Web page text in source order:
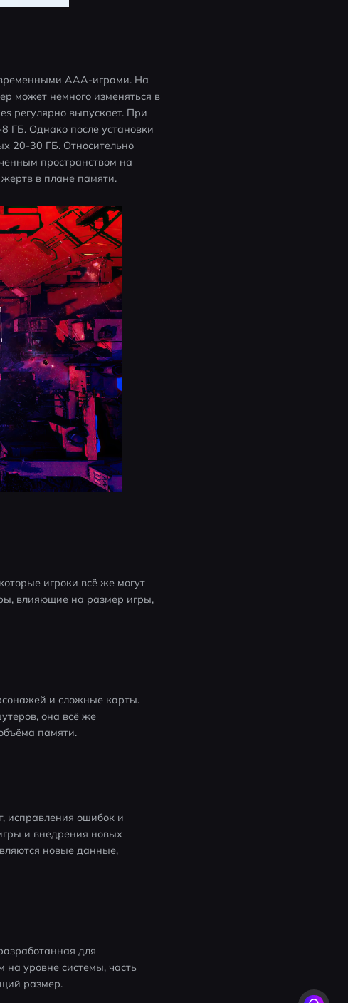
AAA-играми. На
может немного изменяться в
регулярно выпускает. При
ГБ. Однако после установки
20-30 ГБ. Относительно
пространством на
в плане памяти.
игроки всё же могут
влияющие на размер игры,
и сложные карты.
она всё же
памяти.
исправления ошибок и
и внедрения новых
новые данные,
для
на уровне системы, часть
размер.